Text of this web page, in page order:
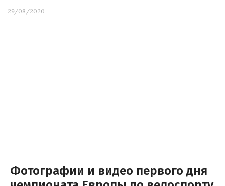
29/08/2020
Фотографии и видео первого дня